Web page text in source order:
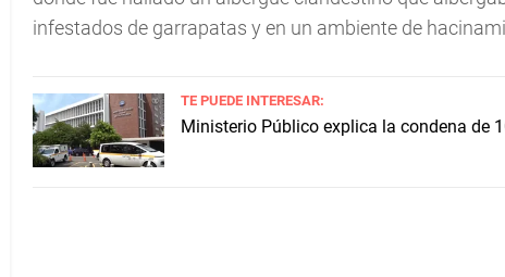
infestados de garrapatas y en un ambiente de
TE PUEDE INTERESAR:
Ministerio Público explica la condena de